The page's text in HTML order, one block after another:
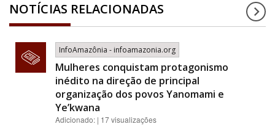
NOTÍCIAS RELACIONADAS
InfoAmazônia - infoamazonia.org
Mulheres conquistam protagonismo
inédito na direção de principal
organização dos povos Yanomami e
Ye’kwana
Adicionado: | 17 visualizações